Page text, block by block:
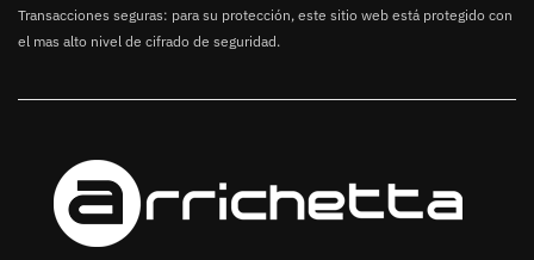
Transacciones seguras: para su protección, este sitio web está protegido con
el mas alto nivel de cifrado de seguridad.